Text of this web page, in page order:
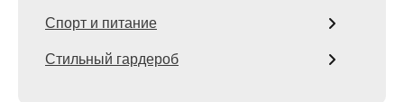
Спорт и питание
Стильный гардероб